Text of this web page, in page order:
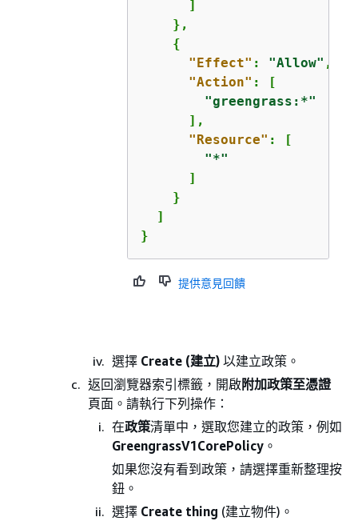
      ]
    },
{
"Effect" : "Allow" ,
"Action" : [
"greengrass:*"
      ],
"Resource" : [
"*"
      ]
    }
  ]
}
提供意見回饋
選擇 Create (建立) 以建立政策。
返回瀏覽器索引標籤，開啟附加政策至憑證
頁面。請執行下列操作：
在政策清單中，選取您建立的政策，例如
GreengrassV1CorePolicy 。
如果您沒有看到政策，請選擇重新整理按
鈕。
選擇 Create thing (建立物件)。